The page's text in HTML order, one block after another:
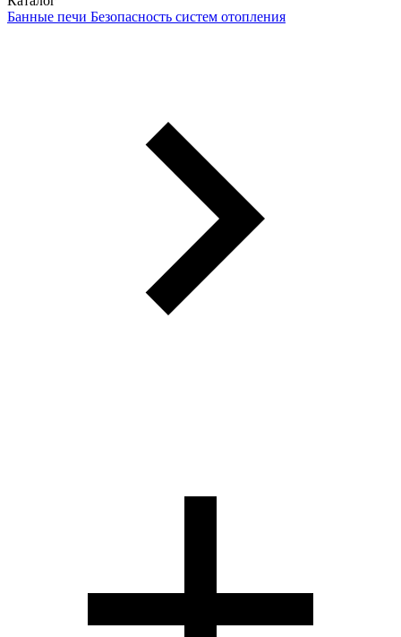
Банные печи Безопасность систем отопления